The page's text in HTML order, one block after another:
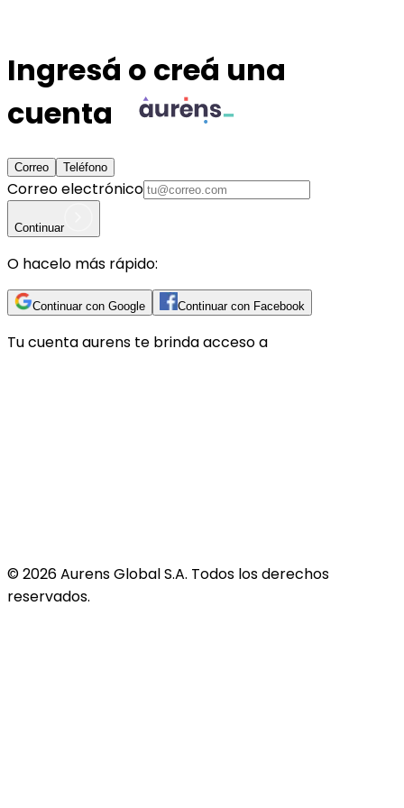
Ingresá o creá una
cuenta
Correo Teléfono
Correo electrónico
Continuar
O hacelo más rápido:
Continuar con Google Continuar con Facebook
Tu cuentaaurens te brinda acceso a
©2026Aurens Global S.A. Todos los derechos
reservados.